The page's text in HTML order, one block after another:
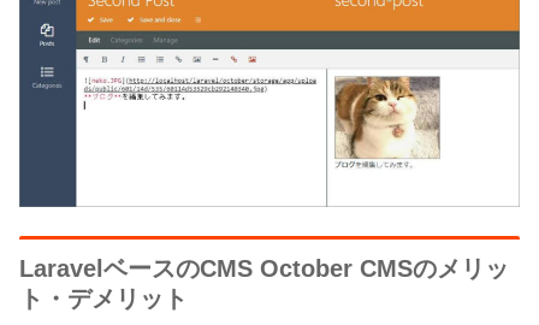
LaravelベースのCMS October CMSのメリッ
ト・デメリット